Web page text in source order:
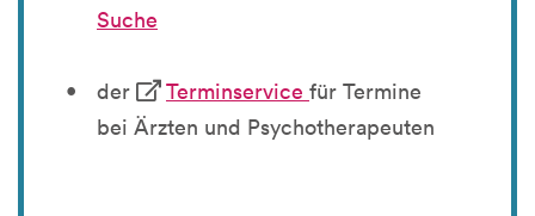
Suche
der Terminservice für Termine
bei Ärzten und Psychotherapeuten